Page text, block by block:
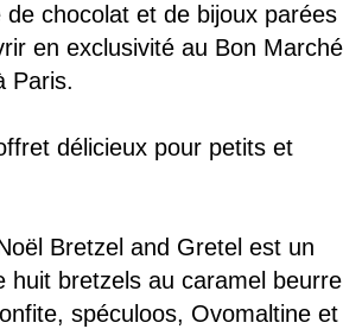
chocolat et de bijoux parées
en exclusivité au Bon Marché
Paris.
délicieux pour petits et
Bretzel and Gretel est un
huit bretzels au caramel beurre
spéculoos, Ovomaltine et